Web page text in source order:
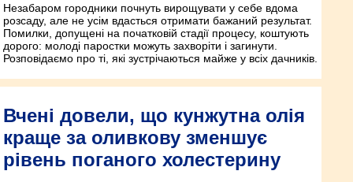
Незабаром городники почнуть вирощувати у себе вдома
розсаду, але не усім вдасться отримати бажаний результат.
Помилки, допущені на початковій стадії процесу, коштують
дорого: молоді паростки можуть захворіти і загинути.
Розповідаємо про ті, які зустрічаються майже у всіх дачників.
Вчені довели, що кунжутна олія
краще за оливкову зменшує
рівень поганого холестерину